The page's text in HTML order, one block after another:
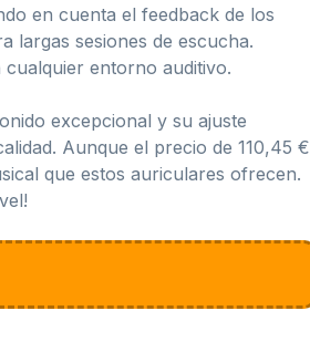
en cuenta el feedback de los
largas sesiones de escucha.
cualquier entorno auditivo.
excepcional y su ajuste
Aunque el precio de 110,45 €
que estos auriculares ofrecen.